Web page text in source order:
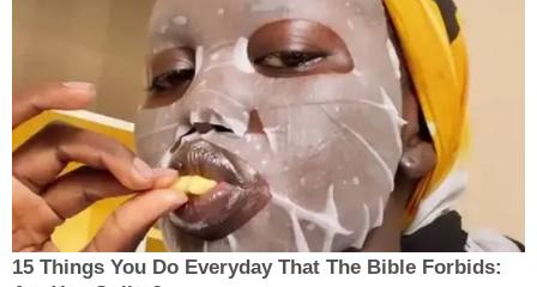
15 Things You Do Everyday That The Bible Forbids: